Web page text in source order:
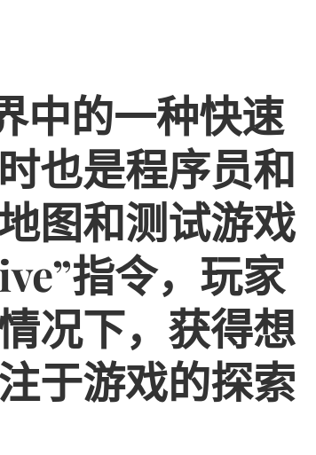
中的一种快速
也是程序员和
图和测试游戏
指令，玩家
况下，获得想
于游戏的探索